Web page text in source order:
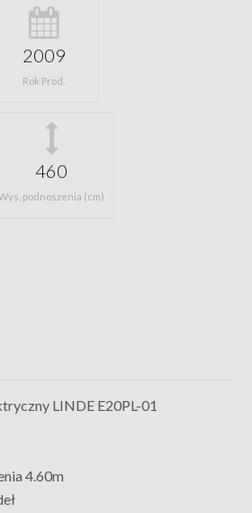
2009
Rok Prod.
460
podnoszenia (cm)
LINDE E20PL-01
4.60m